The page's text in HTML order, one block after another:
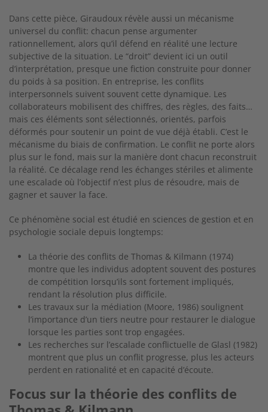
Dans cette pièce, Giraudoux révèle aussi un mécanisme
universel du conflit: chacun pense argumenter
rationnellement, alors qu’il défend en réalité une lecture
subjective de la situation. Le “droit” devient ici un outil
d’interprétation, presque une fiction construite pour donner
du poids à sa position. En entreprise, les conflits
interpersonnels suivent souvent cette dynamique. Les
collaborateurs mobilisent des chiffres, des règles, des faits…
mais ces éléments sont sélectionnés, orientés, parfois
déformés pour soutenir un point de vue déjà établi. C’est le
mécanisme du biais de confirmation. Le conflit ne porte alors
plus sur le fond, mais sur la manière dont chacun reconstruit
la réalité. Ce décalage rend les échanges stériles et alimente
une escalade où l’objectif n’est plus de résoudre, mais de
gagner et sauver la face.
Ce phénomène social est étudié en sciences de gestion et en
psychologie sociale depuis longtemps:
La théorie des conflits de Thomas & Kilmann (1974)
montre que les individus adoptent souvent des postures
de compétition lorsqu’ils sont fortement impliqués,
rendant la résolution plus difficile.
Les travaux sur la médiation (Moore, 1986) soulignent
l’importance d’un tiers neutre pour restaurer le dialogue
lorsque les parties sont trop engagées.
Les recherches sur l’escalade conflictuelle de Glasl (1982)
montrent que plus un conflit progresse, plus les acteurs
perdent en rationalité et en capacité d’écoute.
Focus sur la théorie des conflits de